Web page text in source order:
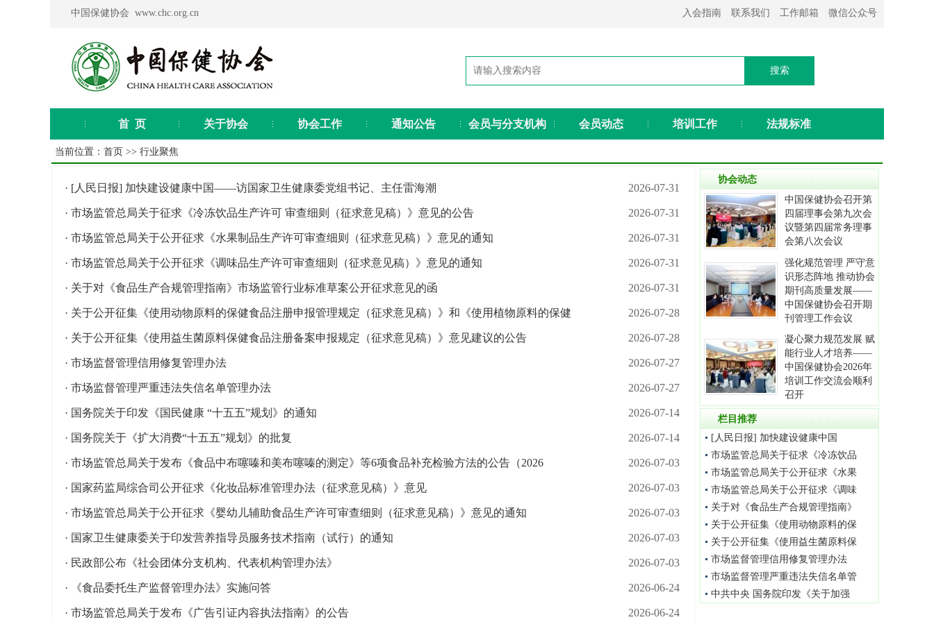
入会指南 联系我们 工作邮箱 微信公众号
中国保健协会 www.chc.org.cn
首 页 关于协会 协会工作 通知公告 会员与分支机构 会员动态 培训工作 法规标准
当前位置： 首页 >> 行业聚焦
· [人民日报] 加快建设健康中国——访国家卫生健康委党组书记、主任雷海潮 2026-07-31
· 市场监管总局关于征求《冷冻饮品生产许可 审查细则（征求意见稿）》意见的公告 2026-07-31
· 市场监管总局关于公开征求《水果制品生产许可审查细则（征求意见稿）》意见的通知 2026-07-31
· 市场监管总局关于公开征求《调味品生产许可审查细则（征求意见稿）》意见的通知 2026-07-31
· 关于对《食品生产合规管理指南》市场监管行业标准草案公开征求意见的函 2026-07-31
· 关于公开征集《使用动物原料的保健食品注册申报管理规定（征求意见稿）》和《使用植物原料的保健 2026-07-28
· 关于公开征集《使用益生菌原料保健食品注册备案申报规定（征求意见稿）》意见建议的公告 2026-07-28
· 市场监督管理信用修复管理办法 2026-07-27
· 市场监督管理严重违法失信名单管理办法 2026-07-27
· 国务院关于印发《国民健康 “十五五”规划》的通知 2026-07-14
· 国务院关于《扩大消费“十五五”规划》的批复 2026-07-14
· 市场监管总局关于发布《食品中布噻嗪和美布噻嗪的测定》等6项食品补充检验方法的公告（2026 2026-07-03
· 国家药监局综合司公开征求《化妆品标准管理办法（征求意见稿）》意见 2026-07-03
· 市场监管总局关于公开征求《婴幼儿辅助食品生产许可审查细则（征求意见稿）》意见的通知 2026-07-03
· 国家卫生健康委关于印发营养指导员服务技术指南（试行）的通知 2026-07-03
· 民政部公布《社会团体分支机构、代表机构管理办法》 2026-07-03
· 《食品委托生产监督管理办法》实施问答 2026-06-24
· 市场监管总局关于发布《广告引证内容执法指南》的公告 2026-06-24
协会动态
中国保健协会召开第
四届理事会第九次会
议暨第四届常务理事
会第八次会议
强化规范管理 严守意
识形态阵地 推动协会
期刊高质量发展——
中国保健协会召开期
刊管理工作会议
凝心聚力规范发展 赋
能行业人才培养——
中国保健协会2026年
培训工作交流会顺利
召开
栏目推荐
[人民日报] 加快建设健康中国
市场监管总局关于征求《冷冻饮品
市场监管总局关于公开征求《水果
市场监管总局关于公开征求《调味
关于对《食品生产合规管理指南》
关于公开征集《使用动物原料的保
关于公开征集《使用益生菌原料保
市场监督管理信用修复管理办法
市场监督管理严重违法失信名单管
中共中央 国务院印发《关于加强